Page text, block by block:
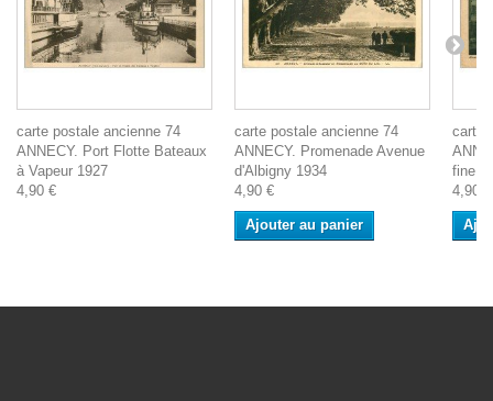
carte postale ancienne 74
ANNECY. Port Flotte Bateaux
à Vapeur 1927
4,90 €
carte postale ancienne 74
ANNECY. Promenade Avenue
d'Albigny 1934
4,90 €
Ajouter au panier
carte
fine
4,90 €